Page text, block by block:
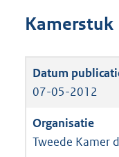
Kamerstuk
07-05-2012
Tweede Kamer